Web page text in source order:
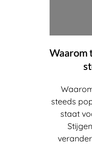
Waarom
steeds
staat